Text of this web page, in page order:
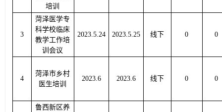
培训
3
菏泽医学专
科学校临床
教学工作培
训会议
2023.5.24 2023.5.25 线下 0 0
4
菏泽市乡村
医生培训
2023.6 2023.6 线下 0 0
鲁西新区养